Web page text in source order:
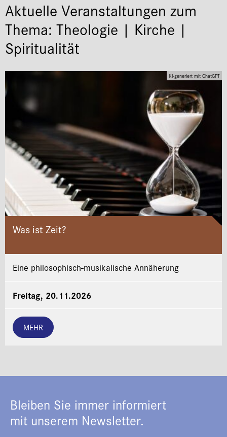
Aktuelle Veranstaltungen zum
Thema: Theologie | Kirche |
Spiritualität
KI-generiert mit ChatGPT
Was ist Zeit?
Eine philosophisch-musikalische Annäherung
Freitag, 20.11.2026
MEHR
Bleiben Sie immer informiert
mit unserem Newsletter.